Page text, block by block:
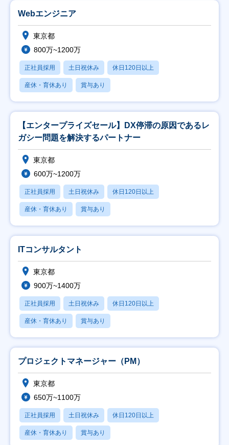
Webエンジニア
東京都
800万~1200万
正社員採用 土日祝休み 休日120日以上
産休・育休あり 賞与あり
【エンタープライズセール】DX停滞の原因であるレ
ガシー問題を解決するパートナー
東京都
600万~1200万
正社員採用 土日祝休み 休日120日以上
産休・育休あり 賞与あり
ITコンサルタント
東京都
900万~1400万
正社員採用 土日祝休み 休日120日以上
産休・育休あり 賞与あり
プロジェクトマネージャー（PM）
東京都
650万~1100万
正社員採用 土日祝休み 休日120日以上
産休・育休あり 賞与あり